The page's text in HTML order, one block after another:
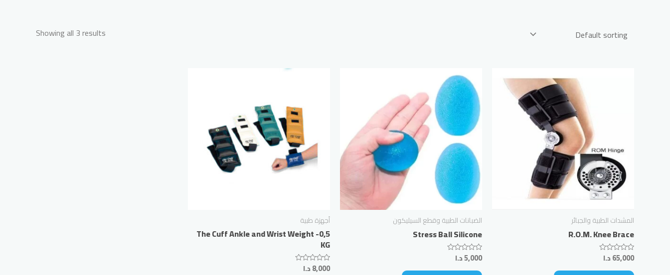
Showing all 3 results
المشدات الطبية والجبائر
R.O.M. Knee Brace
Rated
out
65,000د.ا
الضبانات الطبية وقطع السيليكون
Stress Ball Silicone
Rated
out
5,000د.ا
أجهزة طبية
The Cuff Ankle and Wrist Weight -0,5
KG
Rated
8,000د.ا